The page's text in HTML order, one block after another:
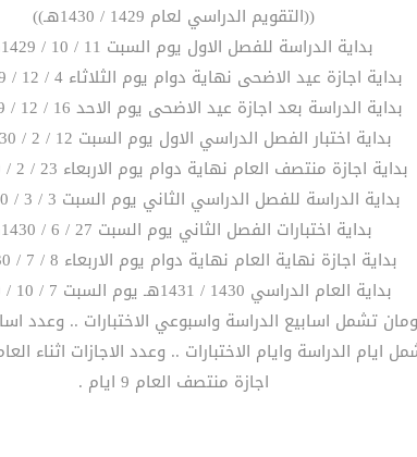
((التقويم الدراسي لعام 1429 / 1430هـ))
بداية الدراسة للفصل الاول يوم السبت 11 / 10 / 1429هـ .
بداية اجازة عيد الاضحى نهاية دوام يوم الثلاثاء 4 / 12 / 1429هـ .
بداية الدراسة بعد اجازة عيد الاضحى يوم الاحد 16 / 12 / 1429هـ .
بداية اختبار الفصل الدراسي الاول يوم السبت 12 / 2 / 1430هـ .
بداية اجازة منتصف العام نهاية دوام يوم الاربعاء 23 / 2 / 1430هـ .
بداية الدراسة للفصل الدراسي الثاني يوم السبت 3 / 3 / 1430هـ .
بداية اختبارات الفصل الثاني يوم السبت 27 / 6 / 1430هـ .
بداية اجازة نهاية العام نهاية دوام يوم الاربعاء 8 / 7 / 1430هـ .
بداية العام الدراسي 1430 / 1431هـ يوم السبت 7 / 10 / 1430 .
اجازة منتصف العام 9 ايام .